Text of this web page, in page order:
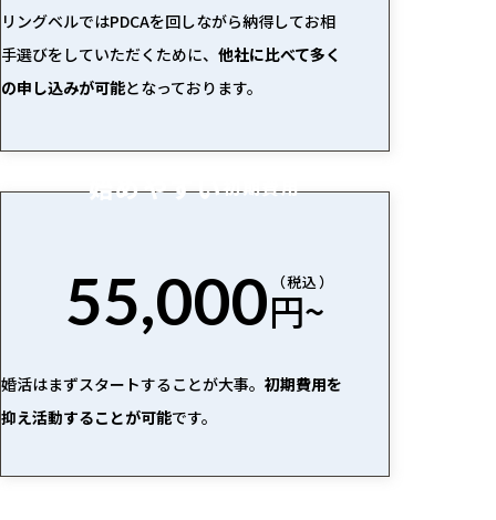
リングベルではPDCAを回しながら納得してお相
手選びをしていただくために、 他社に比べて多く
の申し込みが可能となっております。
始めやすい初期費用
55,000円~
（税込）
婚活はまずスタートすることが大事。 初期費用を
抑え活動することが可能です。